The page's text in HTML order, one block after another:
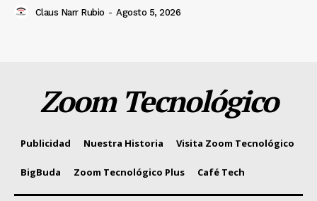
Claus Narr Rubio - Agosto 5, 2026
Zoom Tecnológico
Publicidad Nuestra Historia Visita Zoom Tecnológico
BigBuda Zoom Tecnológico Plus Café Tech